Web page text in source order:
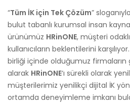
“Tüm İK için Tek Çözüm”
bulut tabanlı kurumsal insan
ürünümüz HRinONE, müşteri
kullanıcıların beklentilerini
birliği içinde olduğumuz firmaların
alarak HRinONE‘ı sürekli olarak
müşterilerimiz yenilikçi dijital İK
ortamda deneyimleme imkanı